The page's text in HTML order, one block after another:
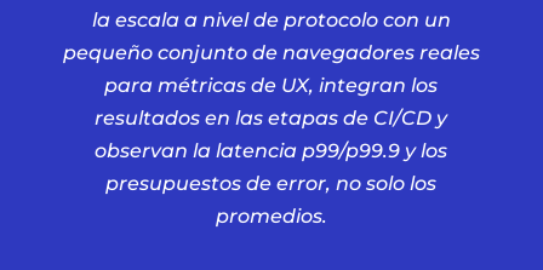
la escala a nivel de protocolo con un
pequeño conjunto de navegadores reales
para métricas de UX, integran los
resultados en las etapas de CI/CD y
observan la latencia p99/p99.9 y los
presupuestos de error, no solo los
promedios.